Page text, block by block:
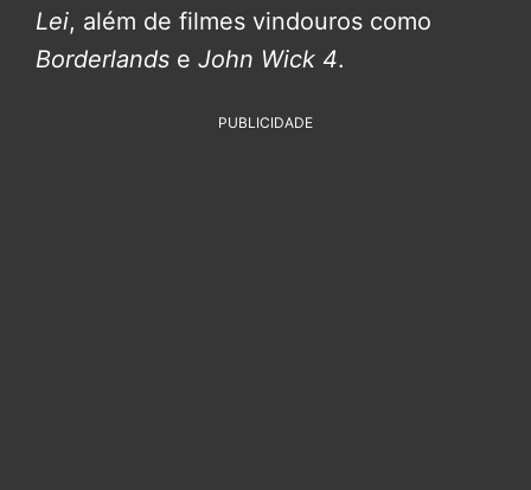
Lei, além de filmes vindouros como
Borderlands e John Wick 4.
PUBLICIDADE